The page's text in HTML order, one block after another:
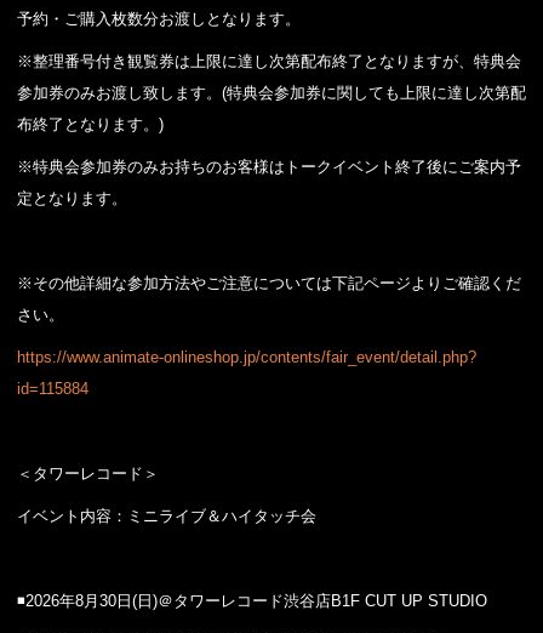
予約・ご購入枚数分お渡しとなります。
※整理番号付き観覧券は上限に達し次第配布終了となりますが、特典会
参加券のみお渡し致します。(特典会参加券に関しても上限に達し次第配
布終了となります。)
※特典会参加券のみお持ちのお客様はトークイベント終了後にご案内予
定となります。
※その他詳細な参加方法やご注意については下記ページよりご確認くだ
さい。
https://www.animate-onlineshop.jp/contents/fair_event/detail.php?
id=115884
＜タワーレコード＞
イベント内容：ミニライブ＆ハイタッチ会
◾️2026年8月30日(日)＠タワーレコード渋谷店B1F CUT UP STUDIO